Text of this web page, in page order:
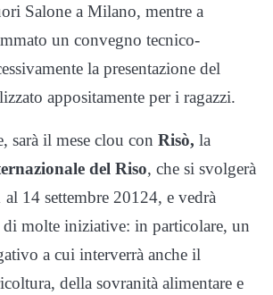
Salone a Milano, mentre a
un convegno tecnico-
la presentazione del
appositamente per i ragazzi.
sarà il mese clou con Risò, la
del Riso, che si svolgerà
al 14 settembre 20124, e vedrà
di molte iniziative: in particolare, un
a cui interverrà anche il
della sovranità alimentare e